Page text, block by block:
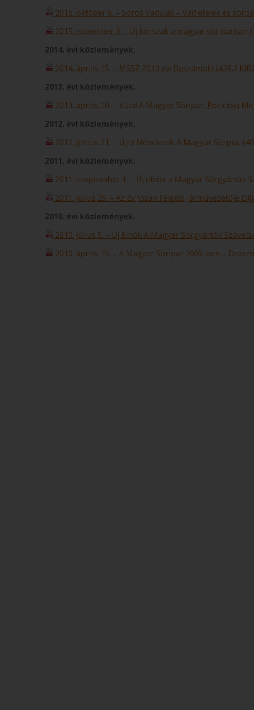
2015. október 6. – Sörös Vadulás – Vad ételek és
2015. november 3. – Új korszak a magyar söriparban
2014. évi közlemények.
2014. április 15. – MSSZ 2013 évi Beszámoló (439.2 KiB)
2013. évi közlemények.
2013. április 10. – Küzd A Magyar Söripar, Pozíciója
2012. évi közlemények.
2012. június 21. – Újra Növekszik A Magyar Sörpiac
2011. évi közlemények.
2011. szeptember 1. – Új elnök a Magyar Sörgyártók
2011. július 25. – Az Év Józan Felelős Járművezetője
2010. évi közlemények.
2010. július 5. – Új Elnök A Magyar Sörgyártók
2010. április 15. – A Magyar Söripar 2009-ben –